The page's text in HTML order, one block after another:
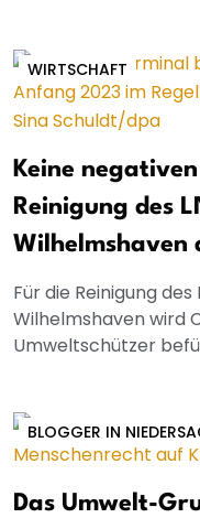
WIRTSCHAFT
Keine
Reinigung des
Wilhelmshaven
Für die Reinigung
Wilhelmshaven wird
Umweltschützer
BLOGGER IN
Das Umwelt-